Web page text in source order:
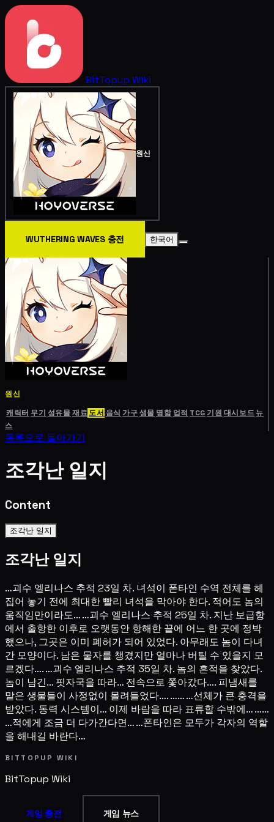
BitTopup Wiki
원신
WUTHERING WAVES 충전 한국어
원신
캐릭터 무기 성유물재료도서 음식 가구생물 명함 업적 TCG기원 대시보드뉴
스
목록으로 돌아가기
조각난 일지
Content
조각난 일지
조각난 일지
…괴수 엘리나스 추적 23일 차. 녀석이 폰타인 수역 전체를 헤
집어 놓기 전에 최대한 빨리 녀석을 막아야 한다. 적어도 놈의
움직임만이라도… …괴수 엘리나스 추적 25일 차. 지난 보급항
에서 출항한 이후로 오랫동안 항해한 끝에 어느 한 곳에 정박
했으나, 그곳은 이미 폐허가 되어 있었다. 아무래도 놈이 다녀
간 모양이다. 남은 물자를 챙겼지만 얼마나 버틸 수 있을지 모
르겠다…. …괴수 엘리나스 추적 35일 차. 놈의 흔적을 찾았다.
놈이 남긴… 핏자국을 따라… 전속으로 쫓아갔다…. 피냄새를
맡은 생물들이 사정없이 몰려들었다…. …… …선체가 큰 충격을
받았다. 동력 시스템이… 이제 바람을 따라 표류할 수밖에… ……
…적에게 조금 더 다가간다면… …폰타인은 모두가 각자의 역할
을 해내길 바란다…
BITTOPUP WIKI
BitTopup Wiki
게임 충전 게임 뉴스